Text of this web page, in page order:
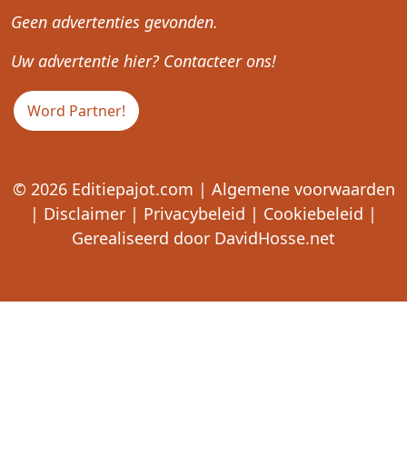
Geen advertenties gevonden.
Uw advertentie hier? Contacteer ons!
Word Partner!
© 2026 Editiepajot.com | Algemene voorwaarden
| Disclaimer | Privacybeleid | Cookiebeleid |
Gerealiseerd door DavidHosse.net